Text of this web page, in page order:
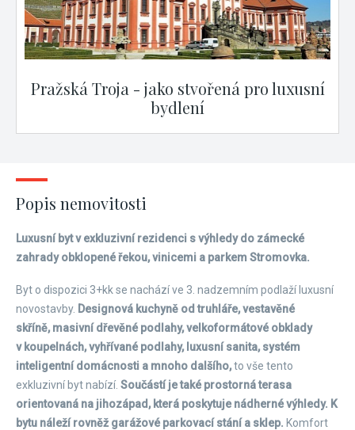
Pražská Troja - jako stvořená pro luxusní
bydlení
Popis nemovitosti
Luxusní byt v exkluzivní rezidenci s výhledy do zámecké
zahrady obklopené řekou, vinicemi a parkem Stromovka.
Byt o dispozici 3+kk se nachází ve 3. nadzemním podlaží luxusní
novostavby. Designová kuchyně od truhláře, vestavěné
skříně, masivní dřevěné podlahy, velkoformátové obklady
v koupelnách, vyhřívané podlahy, luxusní sanita, systém
inteligentní domácnosti a mnoho dalšího,to vše tento
exkluzivní byt nabízí. Součástí je také prostorná terasa
orientovaná na jihozápad, která poskytuje nádherné výhledy. K
bytu náleží rovněž garážové parkovací stání a sklep. Komfort